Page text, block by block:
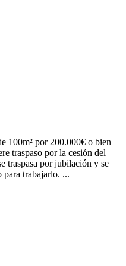
100m² por 200.000€ o bien
traspaso por la cesión del
traspasa por jubilación y se
para trabajarlo. ...